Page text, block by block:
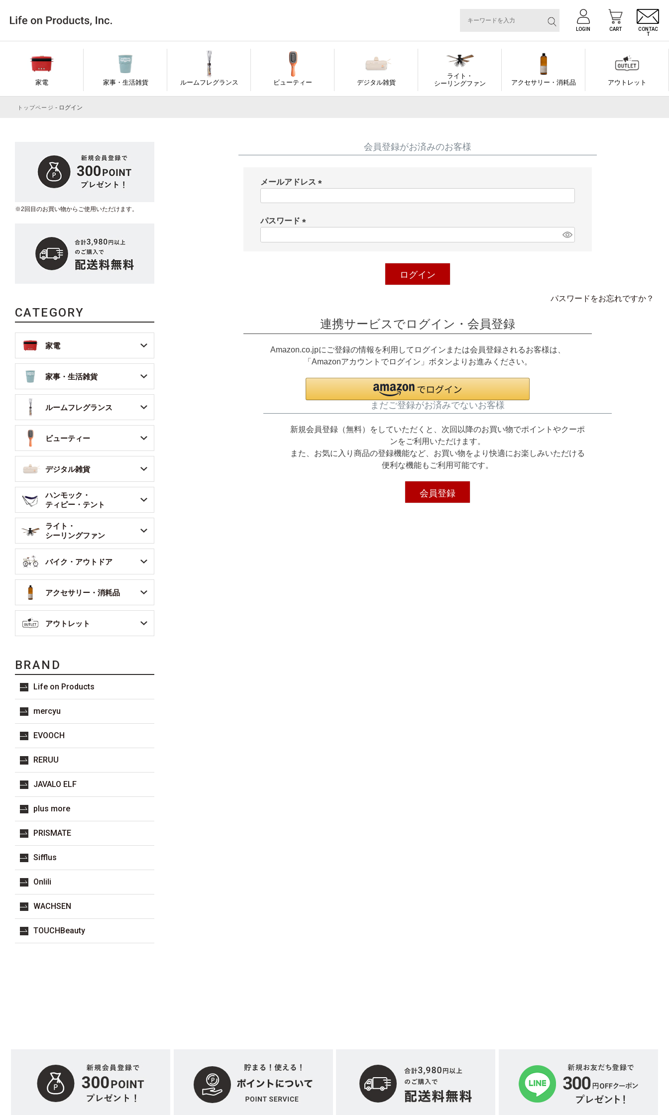
LOGIN CART
CONTAC
T
家電 家事・生活雑貨 ルームフレグランス ビューティー デジタル雑貨
ライト・
シーリングファン
アクセサリー・消耗品 アウトレット
トップページ ログイン
※2回目のお買い物からご使用いただけます。
CATEGORY
家電
家事・生活雑貨
ルームフレグランス
ビューティー
デジタル雑貨
ハンモック・
ティピー・テント
ライト・
シーリングファン
バイク・アウトドア
アクセサリー・消耗品
アウトレット
BRAND
Life on Products
mercyu
EVOOCH
RERUU
JAVALO ELF
plus more
PRISMATE
Sifflus
Onlili
WACHSEN
TOUCHBeauty
会員登録がお済みのお客様
メールアドレス
パスワード
ログイン
パスワードをお忘れですか？
連携サービスでログイン・会員登録
Amazon.co.jpにご登録の情報を利用してログインまたは会員登録されるお客様は、
「Amazonアカウントでログイン」ボタンよりお進みください。
まだご登録がお済みでないお客様
新規会員登録（無料）をしていただくと、次回以降のお買い物でポイントやクーポ
ンをご利用いただけます。
また、お気に入り商品の登録機能など、お買い物をより快適にお楽しみいただける
便利な機能もご利用可能です。
会員登録